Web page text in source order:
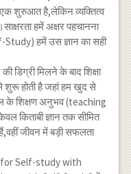
शुरुआत है,लेकिन व्यक्तित्व
हमें अक्षर पहचानना
Study) हमें उस ज्ञान का सही
डिग्री मिलने के बाद शिक्षा
शुरू होती है जहां हम खुद से
शिक्षण अनुभव (teaching
किताबी ज्ञान तक सीमित
जीवन में बड़ी सफलता
for Self-study with